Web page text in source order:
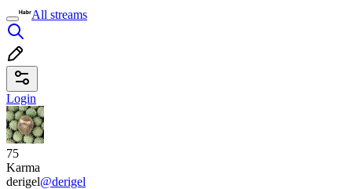
All streams
Login
75
Karma
derigel@derigel